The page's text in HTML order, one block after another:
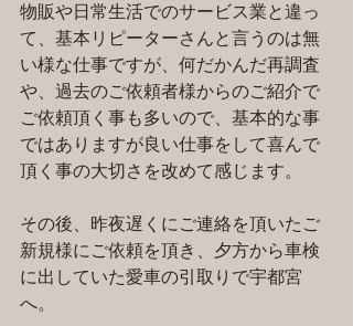
物販や日常生活でのサービス業と違っ
て、基本リピーターさんと言うのは無
い様な仕事ですが、何だかんだ再調査
や、過去のご依頼者様からのご紹介で
ご依頼頂く事も多いので、基本的な事
ではありますが良い仕事をして喜んで
頂く事の大切さを改めて感じます。
その後、昨夜遅くにご連絡を頂いたご
新規様にご依頼を頂き、夕方から車検
に出していた愛車の引取りで宇都宮
へ。